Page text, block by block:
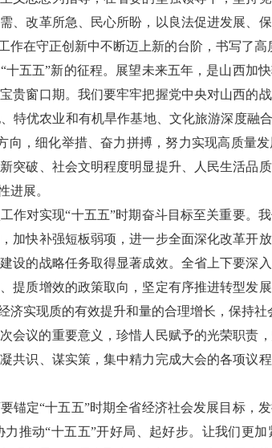
、改革所急、民心所盼，以良法促进发展、
在守正创新中不断迈上新的台阶，书写了高
五五”新的征程。展望未来五年，是山西加
贵窗口期。我们要牢牢把握党中央对山西的
特优农业和有机旱作基地、文化旅游深度融
，细化举措、奋力拼搏，努力实现高质量
突破、社会文明程度明显提升、人民生活品
进展。
作对实现“十五五”时期奋斗目标至关重要。
加快补强短板弱项，进一步全面深化改革开
设的战略任务取得显著成效。全省上下要深
提质增效的政策取向，坚定有序推进转型发
实现质的有效提升和量的合理增长，保持社
会议的重要意义，珍惜人民赋予的光荣职责
共识、谋实策，集中精力完成大会的各项议
锚定“十五五”时期全省经济社会发展目标，
推动“十五五”开好局、起好步。让我们更